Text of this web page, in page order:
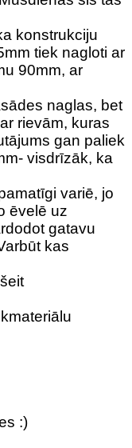
konstrukciju
tiek nagloti ar
90mm, ar
naglas, bet
rievām, kuras
gan paliek
visdrīzāk, ka
variē, jo
ēvelē uz
gatavu
kas
:)